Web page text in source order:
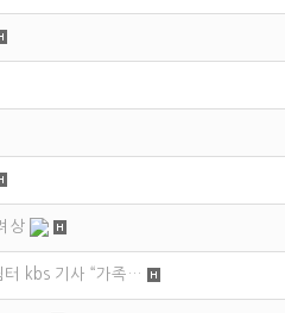
상
터 kbs 기사 “가족…